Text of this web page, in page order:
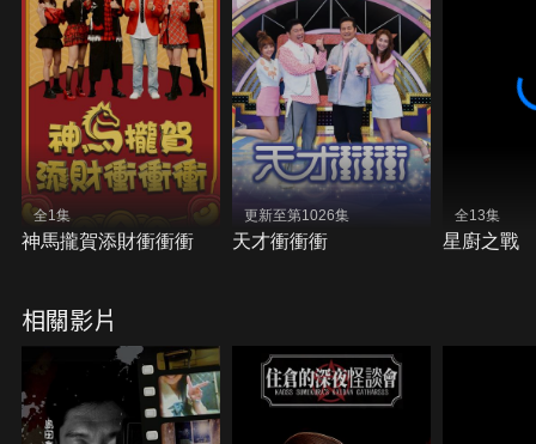
全1集
神馬攏賀添財衝衝衝
更新至第1026集
天才衝衝衝
全13集
星廚之戰
相關影片